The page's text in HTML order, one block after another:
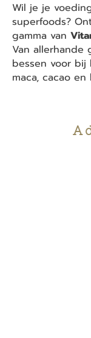
Wil je je
superfoods?
gamma van
Van allerhande
bessen voor
maca, cacao en